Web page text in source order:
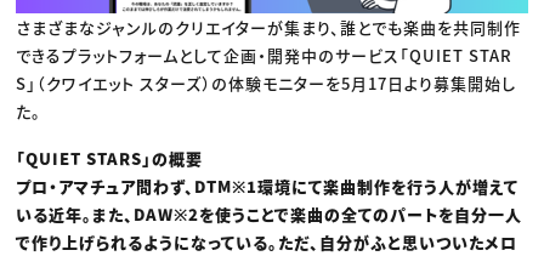
さまざまなジャンルのクリエイターが集まり、誰とでも楽曲を共同制作
できるプラットフォームとして企画・開発中のサービス「QUIET STAR
S」（クワイエット スターズ）の体験モニターを5月17日より募集開始し
た。
「QUIET STARS」の概要
プロ・アマチュア問わず、DTM※1環境にて楽曲制作を行う人が増えて
いる近年。また、DAW※2を使うことで楽曲の全てのパートを自分一人
で作り上げられるようになっている。ただ、自分がふと思いついたメロ